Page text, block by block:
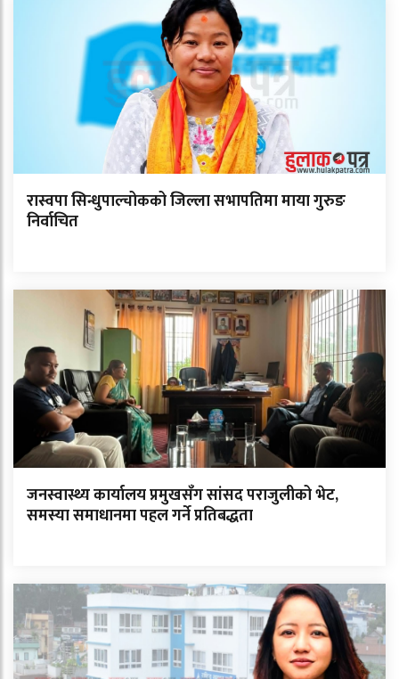
रास्वपा सिन्धुपाल्चोकको जिल्ला सभापतिमा माया गुरुङ
निर्वाचित
जनस्वास्थ्य कार्यालय प्रमुखसँग सांसद पराजुलीको भेट,
समस्या समाधानमा पहल गर्ने प्रतिबद्धता